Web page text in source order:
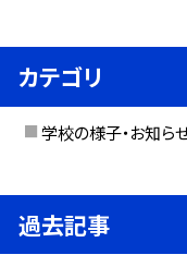
カテゴリ
学校の様子・お知ら
過去記事